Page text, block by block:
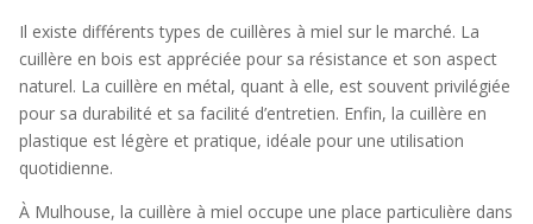
Il existe différents types de cuillères à miel sur le marché. La
cuillère en bois est appréciée pour sa résistance et son aspect
naturel. La cuillère en métal, quant à elle, est souvent privilégiée
pour sa durabilité et sa facilité d’entretien. Enfin, la cuillère en
plastique est légère et pratique, idéale pour une utilisation
quotidienne.
À Mulhouse, la cuillère à miel occupe une place particulière dans